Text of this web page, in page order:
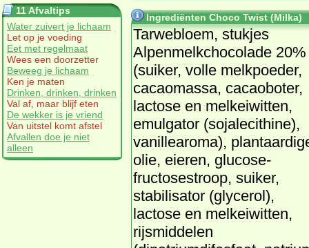
11 Afvaltips
Water zuivert je lichaam
Let op je voeding
Eet met regelmaat
Wees een doorzetter
Beweeg je lichaam
Ken je maten
Drinken, drinken, drinken
Val af, maar blijf eten
De wekker is je vriend
Van uitstel komt afstel
Afvallen doe je niet
alleen
Ingrediënten Choco Twist (Milka)
Tarwebloem, stukjes
Alpenmelkchocolade 20%
(suiker, volle melkpoeder,
cacaomassa, cacaoboter,
lactose en melkeiwitten,
emulgator (sojalecithine),
vanillearoma),
olie, eieren, glucose-
fructosestroop, suiker,
stabilisator (glycerol),
lactose en melkeiwitten,
rijsmiddelen